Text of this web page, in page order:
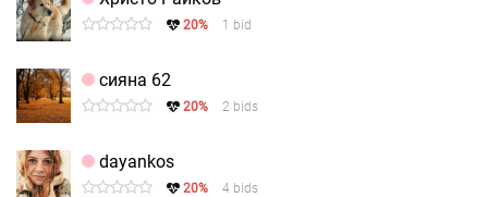
20% 1 bid
сияна 62
20% 2 bids
dayankos
20% 4 bids